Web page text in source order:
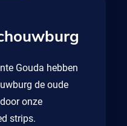
Gouda hebben
de oude
onze
strips.